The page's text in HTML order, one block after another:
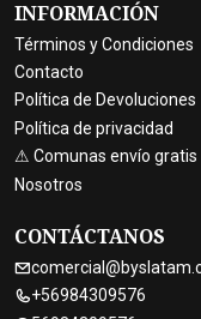
INFORMACIÓN
Términos y Condiciones
Contacto
Política de Devoluciones
Política de privacidad
⚠ Comunas envío gratis
Nosotros
CONTÁCTANOS
+56984309576